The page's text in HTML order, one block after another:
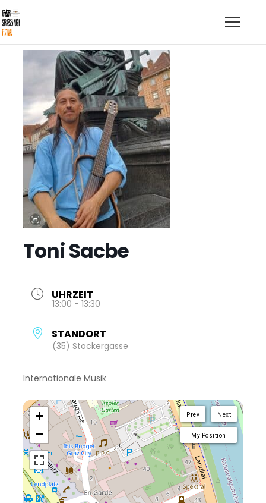
Toni Sacbe
UHRZEIT
13:00 - 13:30
STANDORT
(35) Stockergasse
Internationale Musik
Next
Prev
My Position
+
−